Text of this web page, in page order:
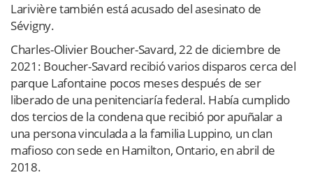
Larivière también está acusado del asesinato de
Sévigny.
Charles-Olivier Boucher-Savard, 22 de diciembre de
2021: Boucher-Savard recibió varios disparos cerca del
parque Lafontaine pocos meses después de ser
liberado de una penitenciaría federal. Había cumplido
dos tercios de la condena que recibió por apuñalar a
una persona vinculada a la familia Luppino, un clan
mafioso con sede en Hamilton, Ontario, en abril de
2018.